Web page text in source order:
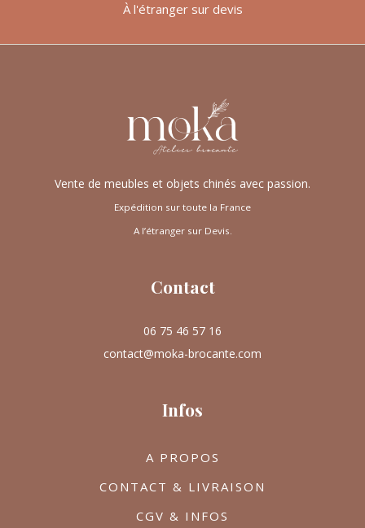
Vente de meubles et objets chinés avec passion.
Expédition sur toute la France
A l’étranger sur Devis.
Contact
06 75 46 57 16
contact@moka-brocante.com
Infos
A PROPOS
CONTACT & LIVRAISON
CGV & INFOS
À l'étranger sur devis